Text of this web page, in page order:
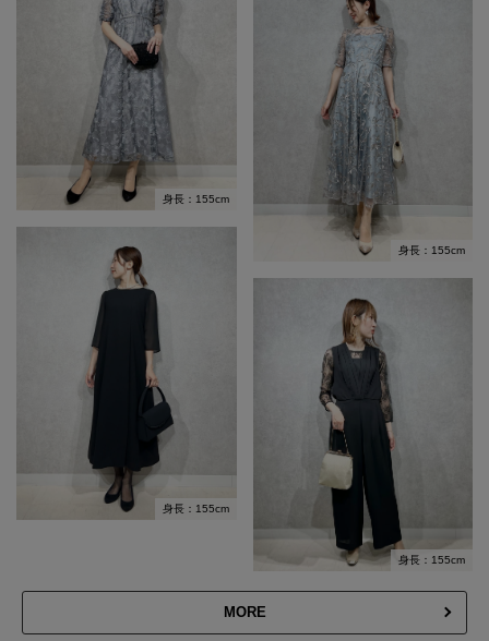
身長：155cm
身長：155cm
身長：155cm
身長：155cm
MORE